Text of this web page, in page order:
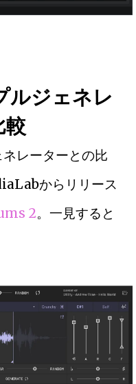
ルジェネレ
較
レーターとの比
からリリース
2。一見すると